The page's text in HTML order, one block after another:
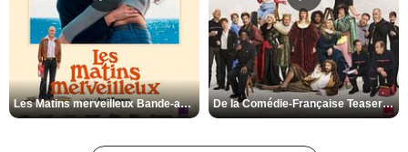
Les Matins merveilleux Bande-annonce VF De la Comédie-Française Teaser VF